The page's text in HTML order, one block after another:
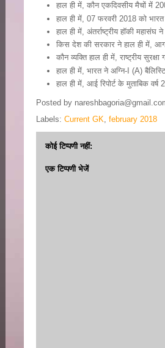
हाल ही में, कौन एकदिवसीय मैचों में
हाल ही में, 07 फरवरी 2018 को
हाल ही में, अंतर्राष्ट्रीय हॉकी
किस देश की सरकार ने हाल ही में,
कौन व्यक्ति हाल ही में, राष्ट्रीय
हाल ही में, भारत ने अग्नि-I (A)
हाल ही में, आई रिपोर्ट के मुताबिक
Posted by
Labels: Current GK february 2018
कोई टिप्पणी नहीं:
एक टिप्पणी भेजें